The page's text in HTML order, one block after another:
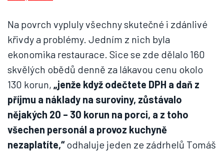
Na povrch vypluly všechny skutečné i zdánlivé
křivdy a problémy. Jedním z nich byla
ekonomika restaurace. Sice se zde dělalo 160
skvělých obědů denně za lákavou cenu okolo
130 korun, „jenže když odečtete DPH a daň z
příjmu a náklady na suroviny, zůstávalo
nějakých 20 – 30 korun na porci, a z toho
všechen personál a provoz kuchyně
nezaplatíte,“odhaluje jeden ze zádrhelů Tomáš